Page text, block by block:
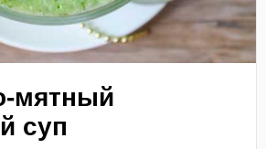
мятный
суп